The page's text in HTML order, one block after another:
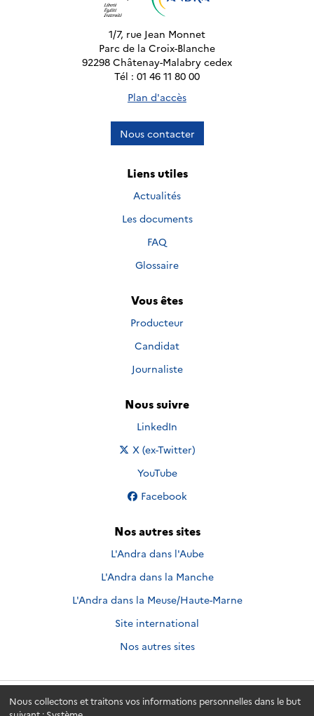
Nous collectons et traitons vos informations personnelles dans le but
1/7, rue Jean Monnet
Parc de la Croix-Blanche
92298 Châtenay-Malabry cedex
Tél : 01 46 11 80 00
Plan d'accès
Nous contacter
Liens utiles
Actualités
Les documents
FAQ
Glossaire
Vous êtes
Producteur
Candidat
Journaliste
Nous suivre
Nous suivre sur
LinkedIn
Nous suivre sur
X (ex-Twitter)
Nous suivre sur
YouTube
Nous suivre sur
Facebook
Nos autres sites
L'Andra dans l'Aube
L'Andra dans la Manche
L'Andra dans la Meuse/Haute-Marne
Site international
Nos autres sites
Andra.fr © 2026 - Andra. Tous droits réservés.